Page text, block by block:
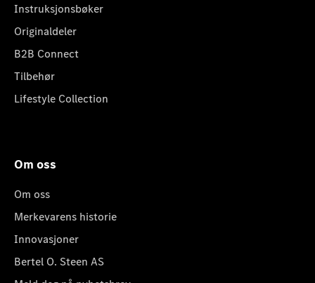
Instruksjonsbøker
Originaldeler
B2B Connect
Tilbehør
Lifestyle Collection
Om oss
Om oss
Merkevarens historie
Innovasjoner
Bertel O. Steen AS